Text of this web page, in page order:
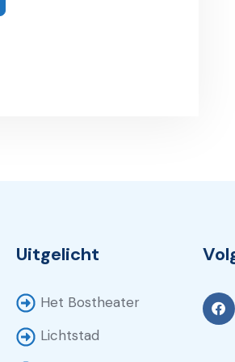
Uitgelicht
Het Bostheater
Lichtstad